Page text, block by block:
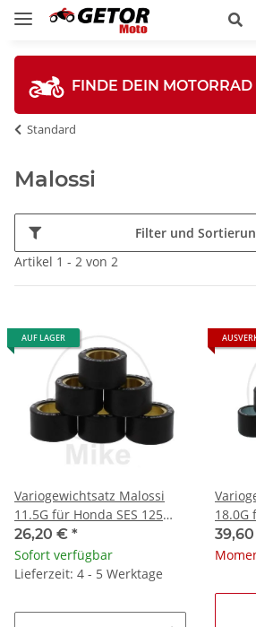
FINDE DEIN MOTORRAD
Standard
Malossi
Filter und
Artikel 1 - 2 von 2
AUF LAGER
Variogewichtsatz Malossi
11.5G für Honda SES 125
Dylan JF10A 2002-2006
26,20 € *
Sofort verfügbar
Lieferzeit: 4 - 5 Werktage
18.0G